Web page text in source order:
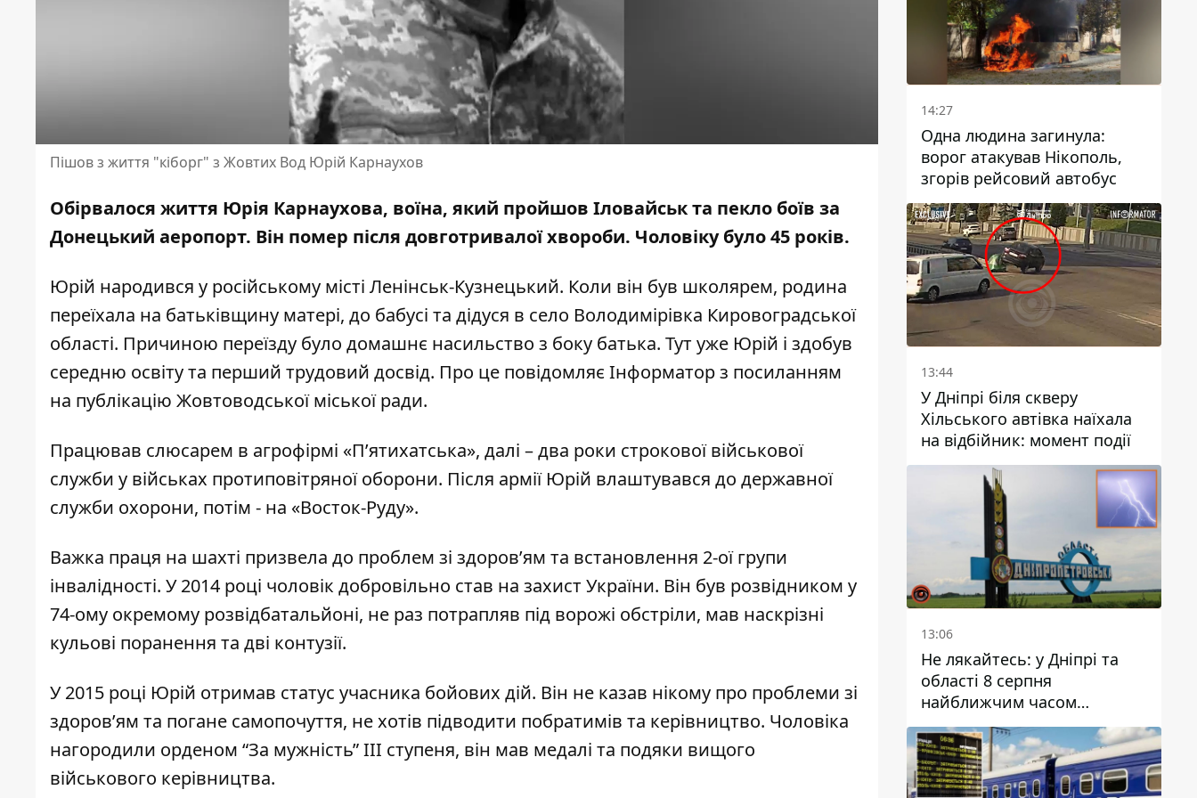
Пішов з життя "кіборг" з Жовтих Вод Юрій Карнаухов
Обірвалося життя Юрія Карнаухова, воїна, який пройшов Іловайськ та пекло боїв за
Донецький аеропорт. Він помер після довготривалої хвороби. Чоловіку було 45 років.
Юрій народився у російському місті Ленінськ-Кузнецький. Коли він був школярем, родина
переїхала на батьківщину матері, до бабусі та дідуся в село Володимірівка Кировоградської
області. Причиною переїзду було домашнє насильство з боку батька. Тут уже Юрій і здобув
середню освіту та перший трудовий досвід. Про це повідомляє Інформатор з посиланням
на публікацію Жовтоводської міської ради.
Працював слюсарем в агрофірмі «П’ятихатська», далі – два роки строкової військової
служби у військах протиповітряної оборони. Після армії Юрій влаштувався до державної
служби охорони, потім - на «Восток-Руду».
Важка праця на шахті призвела до проблем зі здоров’ям та встановлення 2-ої групи
інвалідності. У 2014 році чоловік добровільно став на захист України. Він був розвідником у
74-ому окремому розвідбатальйоні, не раз потрапляв під ворожі обстріли, мав наскрізні
кульові поранення та дві контузії.
У 2015 році Юрій отримав статус учасника бойових дій. Він не казав нікому про проблеми зі
здоров’ям та погане самопочуття, не хотів підводити побратимів та керівництво. Чоловіка
нагородили орденом “За мужність” III ступеня, він мав медалі та подяки вищого
військового керівництва.
14:27
Одна людина загинула:
ворог атакував Нікополь,
згорів рейсовий автобус
13:44
У Дніпрі біля скверу
Хільського автівка наїхала
на відбійник: момент події
13:06
Не лякайтесь: у Дніпрі та
області 8 серпня
найближчим часом
очікується гроза